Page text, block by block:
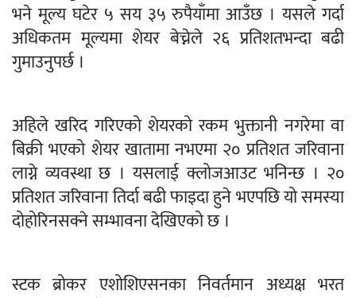
भने मूल्य घटेर ५ सय ३५ रुपैयाँमा आउँछ । यसले गर्दा
अधिकतम मूल्यमा शेयर बेच्नेले २६ प्रतिशतभन्दा बढी
गुमाउनुपर्छ ।
अहिले खरिद गरिएको शेयरको रकम भुक्तानी नगरेमा वा
बिक्री भएको शेयर खातामा नभएमा २० प्रतिशत जरिवाना
लाग्ने व्यवस्था छ । यसलाई क्लोजआउट भनिन्छ । २०
प्रतिशत जरिवाना तिर्दा बढी फाइदा हुने भएपछि यो समस्या
दोहोरिनसक्ने सम्भावना देखिएको छ ।
स्टक ब्रोकर एशोशिएसनका निवर्तमान अध्यक्ष भरत